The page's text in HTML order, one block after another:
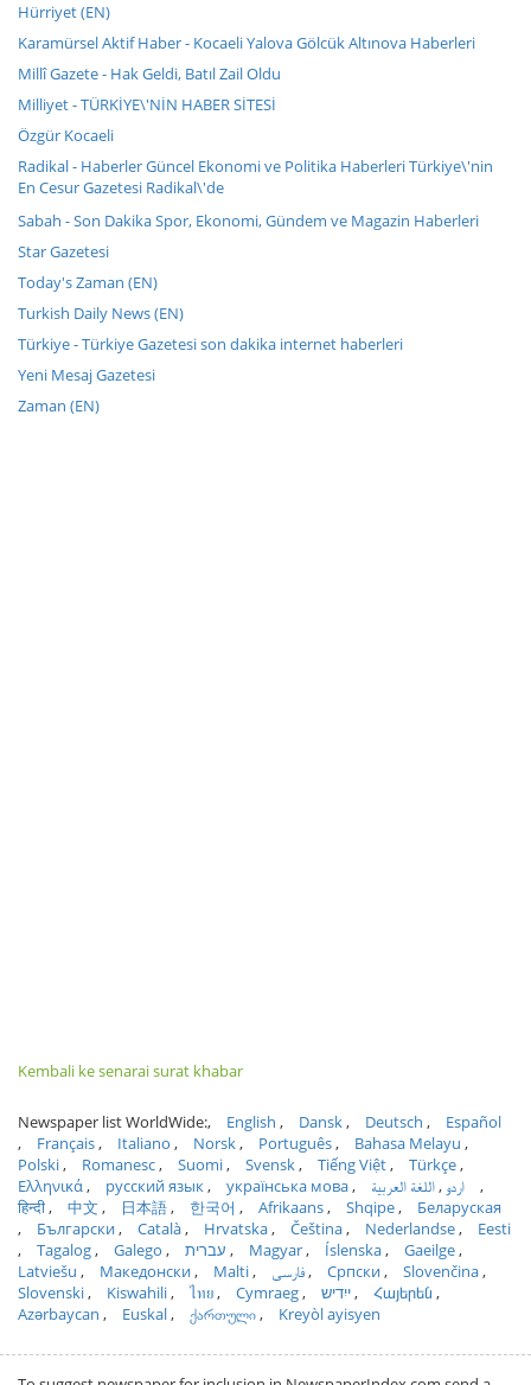
Hürriyet (EN)
Karamürsel Aktif Haber - Kocaeli Yalova Gölcük Altınova Haberleri
Millî Gazete - Hak Geldi, Batıl Zail Oldu
Milliyet - TÜRKİYE\'NİN HABER SİTESİ
Özgür Kocaeli
Radikal - Haberler Güncel Ekonomi ve Politika Haberleri Türkiye\'nin
En Cesur Gazetesi Radikal\'de
Sabah - Son Dakika Spor, Ekonomi, Gündem ve Magazin Haberleri
Star Gazetesi
Today's Zaman (EN)
Turkish Daily News (EN)
Türkiye - Türkiye Gazetesi son dakika internet haberleri
Yeni Mesaj Gazetesi
Zaman (EN)
Kembali ke senarai surat khabar
Newspaper list WorldWide: English Dansk Deutsch
Español
Français
Italiano Norsk Português
Bahasa Melayu
Polski
Romanesc Suomi Svensk Tiếng Việt
Türkçe
Ελληνικά
русский язык українська мова اردو اللغة العربية
हिन्दी
中文 日本語 한국어 Afrikaans Shqipe
Беларуская
Български
Català Hrvatska Čeština Nederlandse
Eesti
Tagalog
Galego עברית Magyar Íslenska
Gaeilge
Latviešu
Македонски Malti فارسی Српски
Slovenčina
Slovenski
Kiswahili ไทย Cymraeg ייִדיש
Հայերեն
Azərbaycan
Euskal ქართული Kreyòl ayisyen